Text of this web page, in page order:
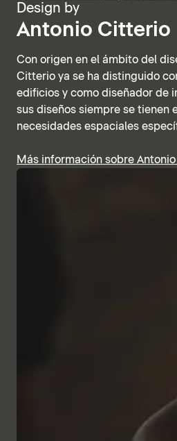
Design by
Antonio Citterio
Con origen en el ámbito del
Citterio ya se ha distinguido
edificios y como diseñador de
sus diseños siempre se tienen
necesidades espaciales
Más información sobre